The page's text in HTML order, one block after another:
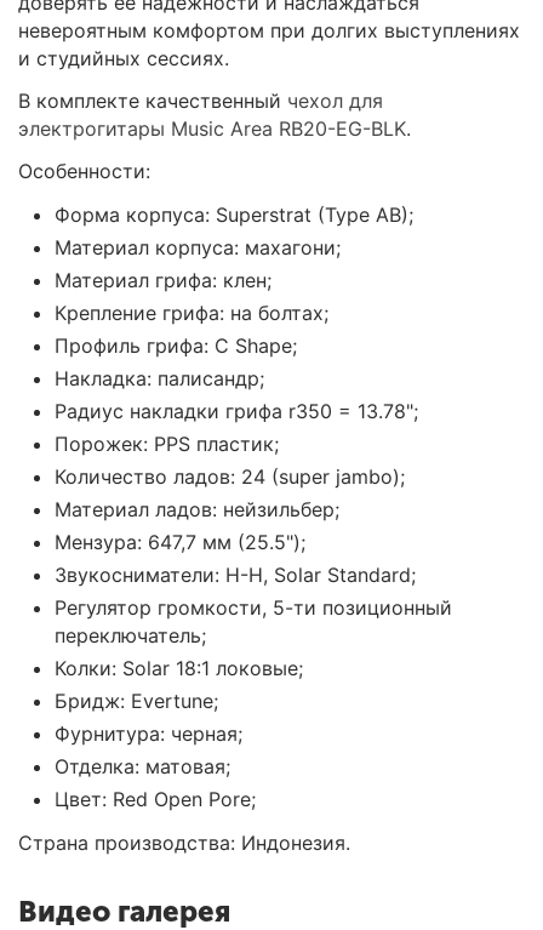
невероятным комфортом при долгих выступлениях
и студийных сессиях.
В комплекте качественный чехол для
электрогитары Music Area RB20-EG-BLK.
Особенности:
Форма корпуса: Superstrat (Type AB);
Материал корпуса: махагони;
Материал грифа: клен;
Крепление грифа: на болтах;
Профиль грифа: C Shape;
Накладка: палисандр;
Радиус накладки грифа r350 = 13.78";
Порожек: PPS пластик;
Количество ладов: 24 (super jambo);
Материал ладов: нейзильбер;
Мензура: 647,7 мм (25.5");
Звукосниматели: H-H, Solar Standard;
Регулятор громкости, 5-ти позиционный
переключатель;
Колки: Solar 18:1 локовые;
Бридж: Evertune;
Фурнитура: черная;
Отделка: матовая;
Цвет: Red Open Pore;
Страна производства: Индонезия.
Видео галерея